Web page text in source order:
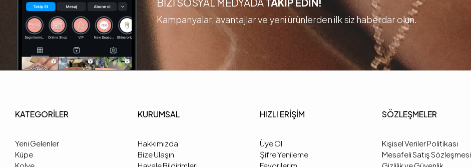
Kampanyalar, avantajlar ve yeni ürünlerden ilk siz haberdar olun.
KATEGORİLER
Yeni Gelenler
Küpe
KURUMSAL
Hakkımızda
Bize Ulaşın
HIZLI ERİŞİM
Üye Ol
Şifre Yenileme
SÖZLEŞMELER
Kişisel Veriler Politikası
Mesafeli Satış Sözleşmesi